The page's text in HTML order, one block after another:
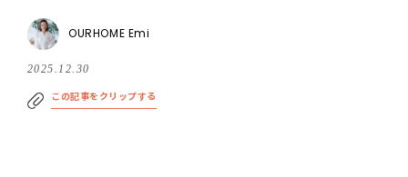
OURHOME Emi
2025.12.30
この記事をクリップする